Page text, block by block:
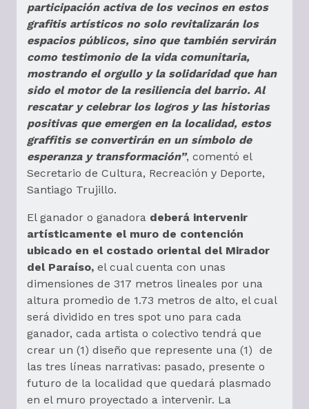
participación activa de los vecinos en estos
grafitis artísticos no solo revitalizarán los
espacios públicos, sino que también servirán
como testimonio de la vida comunitaria,
mostrando el orgullo y la solidaridad que han
sido el motor de la resiliencia del barrio. Al
rescatar y celebrar los logros y las historias
positivas que emergen en la localidad, estos
graffitis se convertirán en un símbolo de
esperanza y transformación”, comentó el
Secretario de Cultura, Recreación y Deporte,
Santiago Trujillo.
El ganador o ganadora deberá intervenir
artísticamente el muro de contención
ubicado en el costado oriental del Mirador
del Paraíso, el cual cuenta con unas
dimensiones de 317 metros lineales por una
altura promedio de 1.73 metros de alto, el cual
será dividido en tres spot uno para cada
ganador, cada artista o colectivo tendrá que
crear un (1) diseño que represente una (1) de
las tres líneas narrativas: pasado, presente o
futuro de la localidad que quedará plasmado
en el muro proyectado a intervenir. La